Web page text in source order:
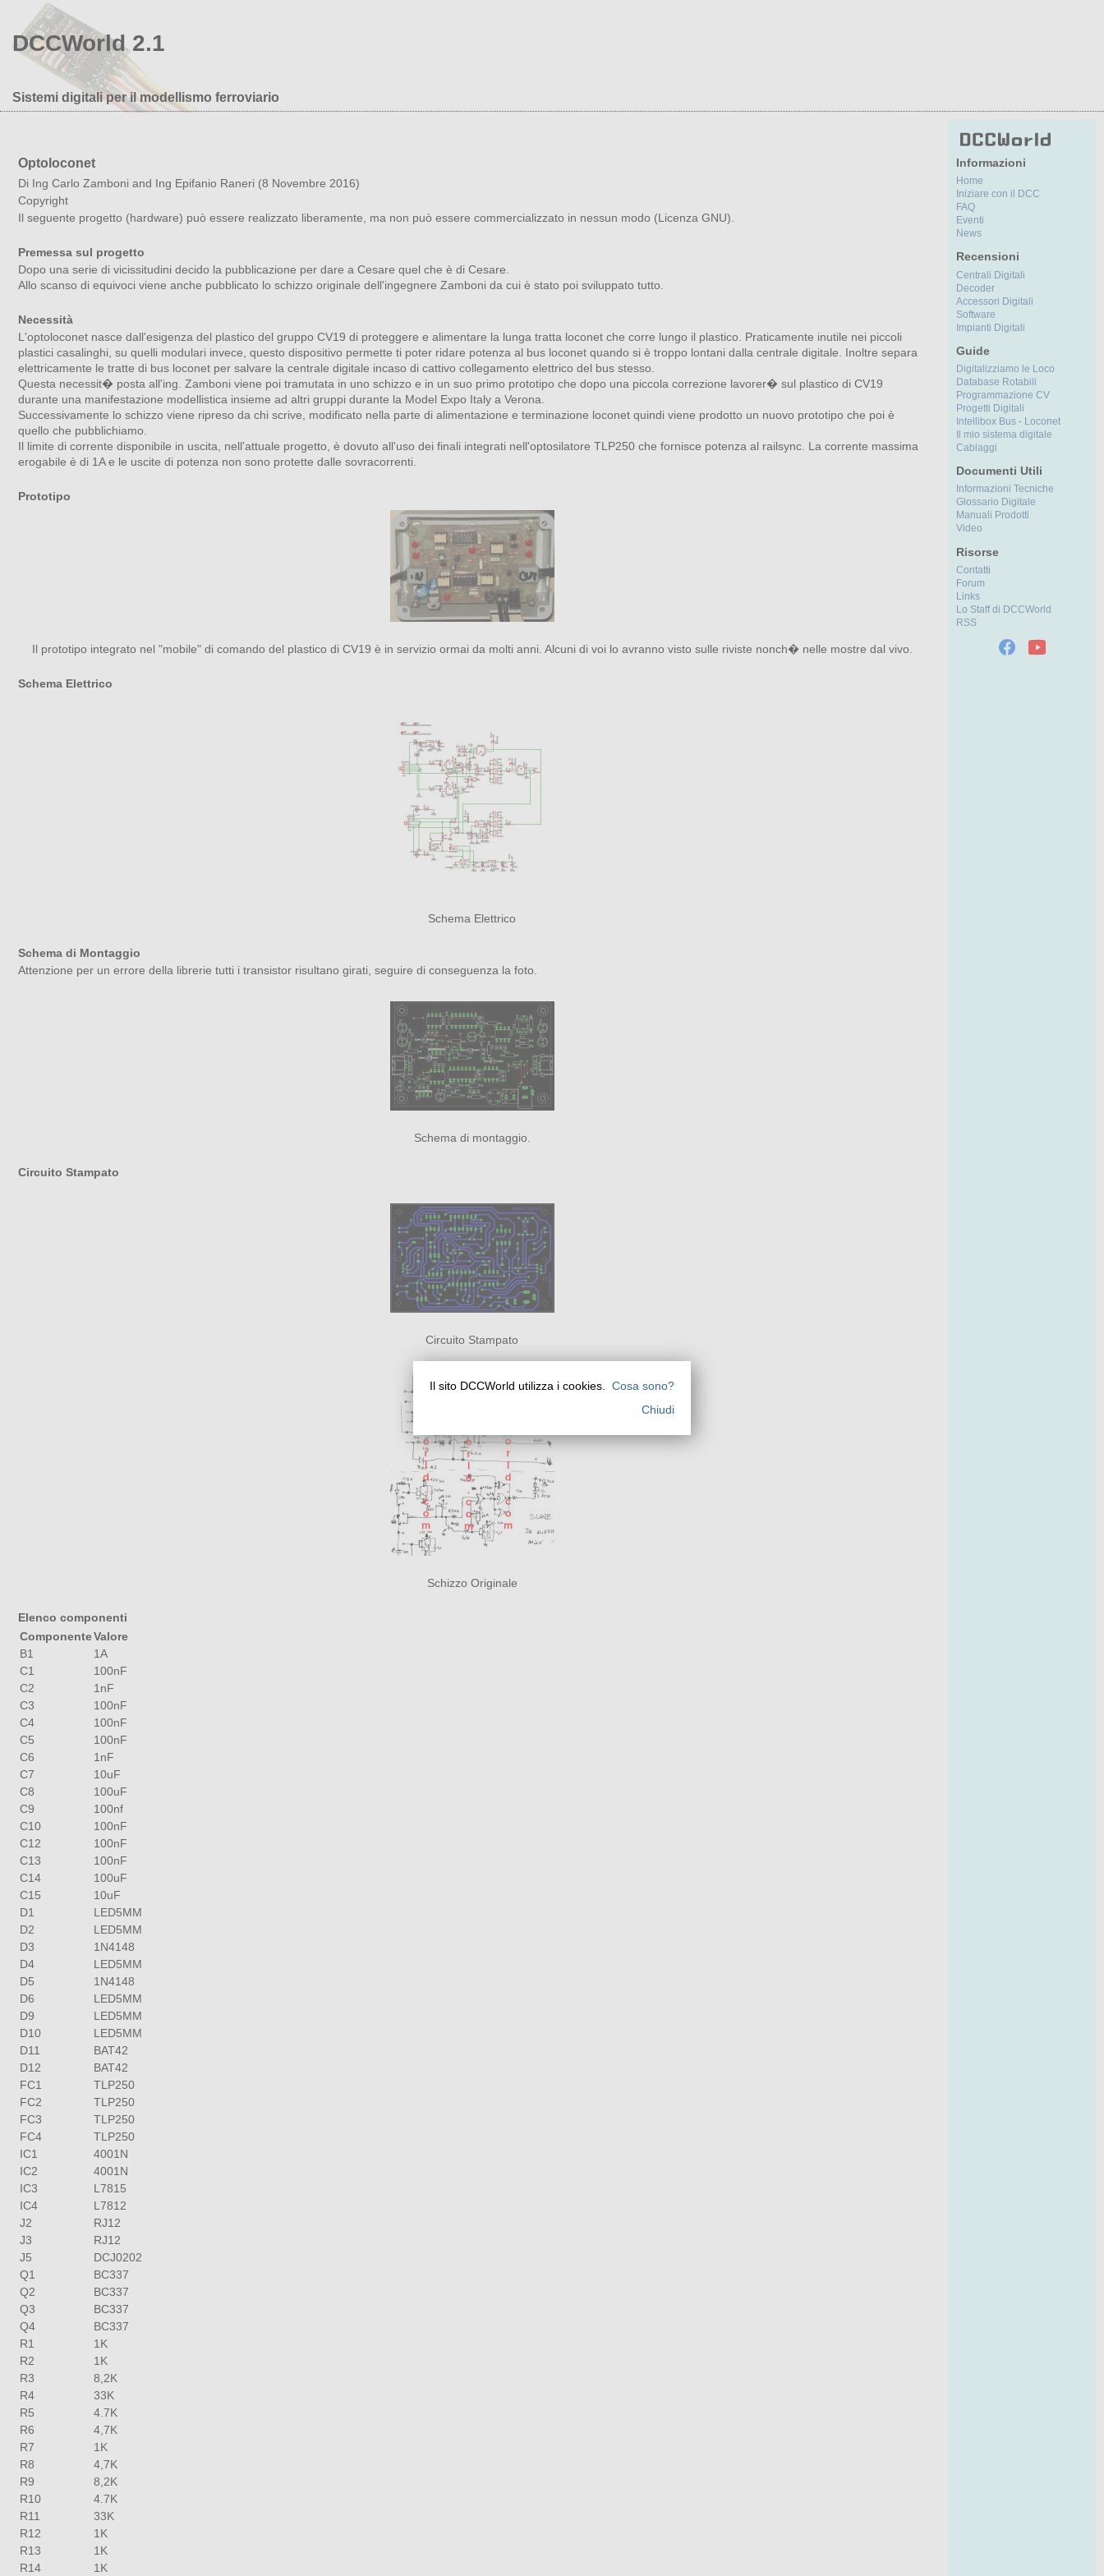
DCCWorld 2.1
Sistemi digitali per il modellismo ferroviario
Optoloconet
Di Ing Carlo Zamboni and Ing Epifanio Raneri (8 Novembre 2016)
Copyright
Il seguente progetto (hardware) può essere realizzato liberamente, ma non può essere commercializzato in nessun modo (Licenza GNU).
Premessa sul progetto
Dopo una serie di vicissitudini decido la pubblicazione per dare a Cesare quel che è di Cesare.
Allo scanso di equivoci viene anche pubblicato lo schizzo originale dell'ingegnere Zamboni da cui è stato poi sviluppato tutto.
Necessità
L'optoloconet nasce dall'esigenza del plastico del gruppo CV19 di proteggere e alimentare la lunga tratta loconet che corre lungo il plastico. Praticamente inutile nei piccoli
plastici casalinghi, su quelli modulari invece, questo dispositivo permette ti poter ridare potenza al bus loconet quando si è troppo lontani dalla centrale digitale. Inoltre separa
elettricamente le tratte di bus loconet per salvare la centrale digitale incaso di cattivo collegamento elettrico del bus stesso.
Questa necessit� posta all'ing. Zamboni viene poi tramutata in uno schizzo e in un suo primo prototipo che dopo una piccola correzione lavorer� sul plastico di CV19
durante una manifestazione modellistica insieme ad altri gruppi durante la Model Expo Italy a Verona.
Successivamente lo schizzo viene ripreso da chi scrive, modificato nella parte di alimentazione e terminazione loconet quindi viene prodotto un nuovo prototipo che poi è
quello che pubblichiamo.
Il limite di corrente disponibile in uscita, nell'attuale progetto, è dovuto all'uso dei finali integrati nell'optosilatore TLP250 che fornisce potenza al railsync. La corrente massima
erogabile è di 1A e le uscite di potenza non sono protette dalle sovracorrenti.
Prototipo
Il prototipo integrato nel "mobile" di comando del plastico di CV19 è in servizio ormai da molti anni. Alcuni di voi lo avranno visto sulle riviste nonch� nelle mostre dal vivo.
Schema Elettrico
Schema Elettrico
Schema di Montaggio
Attenzione per un errore della librerie tutti i transistor risultano girati, seguire di conseguenza la foto.
Schema di montaggio.
Circuito Stampato
Circuito Stampato
Schizzo Originale
Elenco componenti
ComponenteValore
B1
1A
C1
100nF
C2
1nF
C3
100nF
C4
100nF
C5
100nF
C6
1nF
C7
10uF
C8
100uF
C9
100nf
C10
100nF
C12
100nF
C13
100nF
C14
100uF
C15
10uF
D1
LED5MM
D2
LED5MM
D3
1N4148
D4
LED5MM
D5
1N4148
D6
LED5MM
D9
LED5MM
D10
LED5MM
D11
BAT42
D12
BAT42
FC1
TLP250
FC2
TLP250
FC3
TLP250
FC4
TLP250
IC1
4001N
IC2
4001N
IC3
L7815
IC4
L7812
J2
RJ12
J3
RJ12
J5
DCJ0202
Q1
BC337
Q2
BC337
Q3
BC337
Q4
BC337
R1
1K
R2
1K
R3
8,2K
R4
33K
R5
4.7K
R6
4,7K
R7
1K
R8
4,7K
R9
8,2K
R10
4.7K
R11
33K
R12
1K
R13
1K
R14
1K
Informazioni
Home
Iniziare con il DCC
FAQ
Eventi
News
Recensioni
Centrali Digitali
Decoder
Accessori Digitali
Software
Impianti Digitali
Guide
Digitalizziamo le Loco
Database Rotabili
Programmazione CV
Progetti Digitali
Intellibox Bus - Loconet
Il mio sistema digitale
Cablaggi
Documenti Utili
Informazioni Tecniche
Glossario Digitale
Manuali Prodotti
Video
Risorse
Contatti
Forum
Links
Lo Staff di DCCWorld
RSS
Il sito DCCWorld utilizza i cookies.
Cosa sono?
Chiudi